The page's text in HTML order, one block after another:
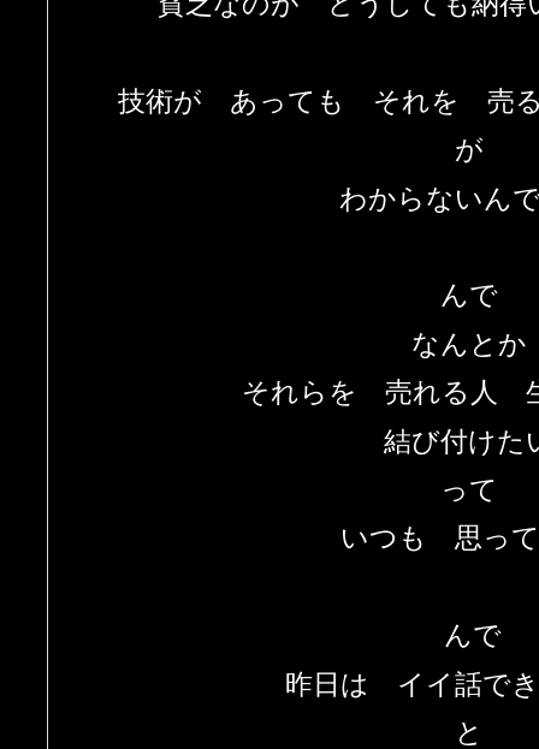
技術が あっても それを 売る
が
わからないん
んで
なんとか
それらを 売れる人
結び付けた
って
いつも 思っ
んで
昨日は イイ話で
と